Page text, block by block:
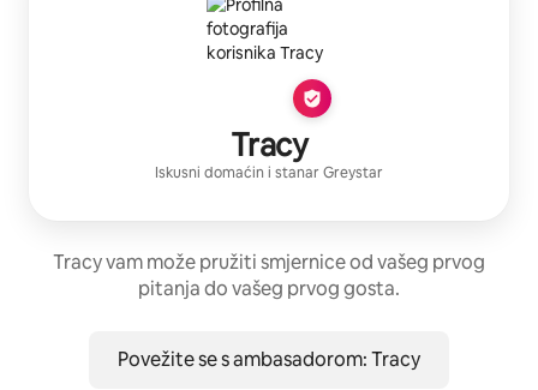
Tracy
Iskusni domaćin i stanarGreystar
Tracy vam može pružiti smjernice od vašeg prvog
pitanja do vašeg prvog gosta.
Povežite se s ambasadorom: Tracy